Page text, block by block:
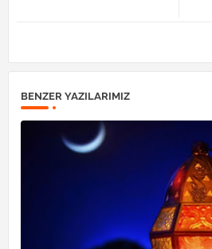
BENZER YAZILARIMIZ